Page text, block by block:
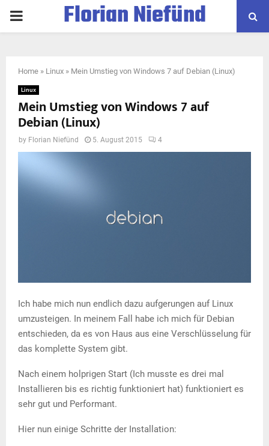
PRIMARYFlorian Niefünd
Home » Linux » Mein Umstieg von Windows 7 auf Debian (Linux)
Linux
Mein Umstieg von Windows 7 auf
Debian (Linux)
by Florian Niefünd 5. August 2015 4
Ich habe mich nun endlich dazu aufgerungen auf Linux
umzusteigen. In meinem Fall habe ich mich für Debian
entschieden, da es von Haus aus eine Verschlüsselung für
das komplette System gibt.
Nach einem holprigen Start (Ich musste es drei mal
Installieren bis es richtig funktioniert hat) funktioniert es
sehr gut und Performant.
Hier nun einige Schritte der Installation: